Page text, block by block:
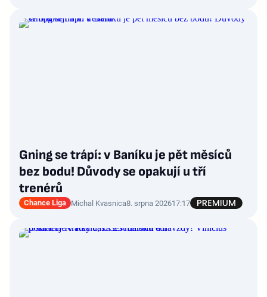
Gning se trápí: v Baníku je pět měsíců
bez bodu! Důvody se opakují u tří
trenérů
Chance Liga Michal Kvasnica8. srpna 202617:17